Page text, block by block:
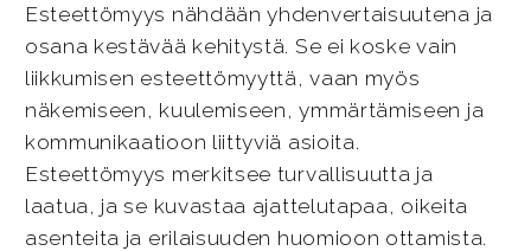
Esteettömyys nähdään yhdenvertaisuutena ja
osana kestävää kehitystä. Se ei koske vain
liikkumisen esteettömyyttä, vaan myös
näkemiseen, kuulemiseen, ymmärtämiseen ja
kommunikaatioon liittyviä asioita.
Esteettömyys merkitsee turvallisuutta ja
laatua, ja se kuvastaa ajattelutapaa, oikeita
asenteita ja erilaisuuden huomioon ottamista.